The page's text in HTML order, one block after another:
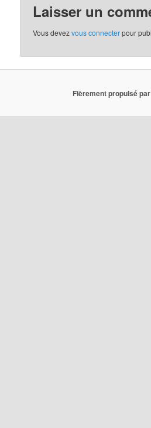
Laisser un
Vous devezvous connecterpour
Fièrement propulsé